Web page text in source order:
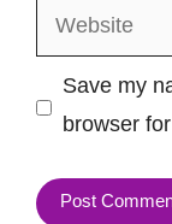
Website
Save my
browser